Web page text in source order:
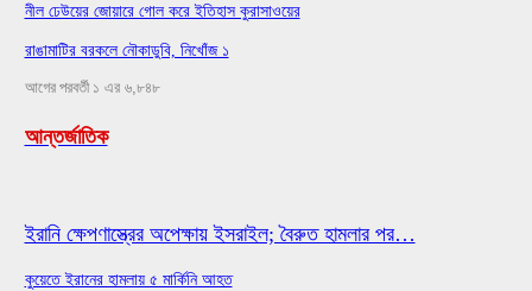
নীল ঢেউয়ের জোয়ারে গোল করে ইতিহাস কুরাসাওয়ের
রাঙামাটির বরকলে নৌকাডুবি, নিখোঁজ ১
আগের পরবর্তী ১ এর ৬,৮৪৮
আন্তর্জাতিক
ইরানি ক্ষেপণাস্ত্রের অপেক্ষায় ইসরাইল; বৈরুত হামলার পর…
কুয়েতে ইরানের হামলায় ৫ মার্কিনি আহত